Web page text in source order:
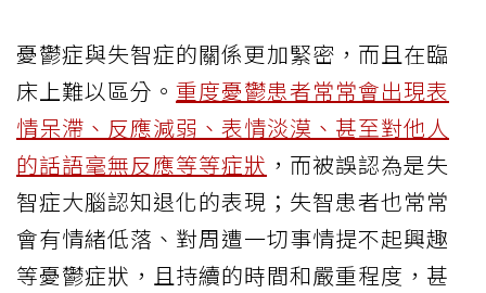
憂鬱症與失智症的關係更加緊密，而且在臨
床上難以區分。 重度憂鬱患者常常會出現表
情呆滯、反應減弱、表情淡漠、甚至對他人
的話語毫無反應等等症狀 ，而被誤認為是失
智症大腦認知退化的表現；失智患者也常常
會有情緒低落、對周遭一切事情提不起興趣
等憂鬱症狀，且持續的時間和嚴重程度，甚